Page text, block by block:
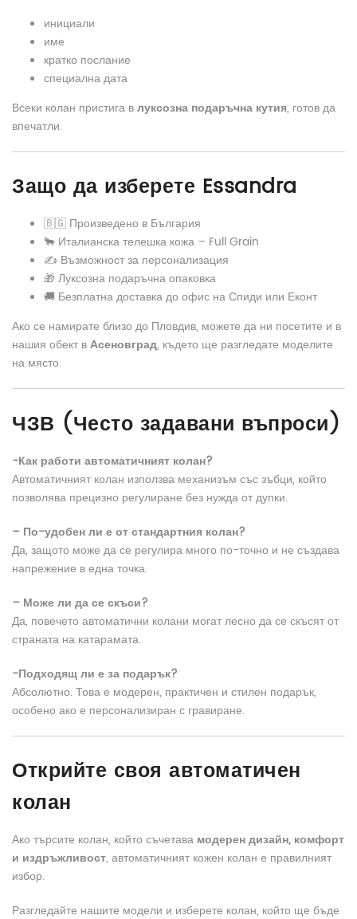
инициали
име
кратко послание
специална дата
Всеки колан пристига влуксозна подаръчна кутия, готов да
впечатли.
Защо да изберете Essandra
🇧🇬 Произведено в България
🐂 Италианска телешка кожа – Full Grain
✍️ Възможност за персонализация
🎁 Луксозна подаръчна опаковка
🚚 Безплатна доставка до офис на Спиди или Еконт
Ако се намирате близо до Пловдив, можете да ни посетите и в
нашия обект вАсеновград, където ще разгледате моделите
на място.
ЧЗВ (Често задавани въпроси)
-Как работи автоматичният колан?
Автоматичният колан използва механизъм със зъбци, който
позволява прецизно регулиране без нужда от дупки.
– По-удобен ли е от стандартния колан?
Да, защото може да се регулира много по-точно и не създава
напрежение в една точка.
– Може ли да се скъси?
Да, повечето автоматични колани могат лесно да се скъсят от
страната на катарамата.
-Подходящ ли е за подарък?
Абсолютно. Това е модерен, практичен и стилен подарък,
особено ако е персонализиран с гравиране.
Открийте своя автоматичен
колан
Ако търсите колан, който съчетава модерен дизайн, комфорт
и издръжливост, автоматичният кожен колан е правилният
избор.
Разгледайте нашите модели и изберете колан, който ще бъде